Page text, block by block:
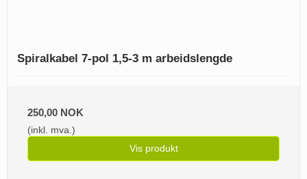
Spiralkabel 7-pol 1,5-3 m arbeidslengde
250,00 NOK
(inkl. mva.)
Vis produkt